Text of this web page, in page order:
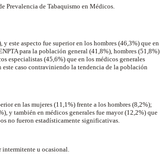
Prevalencia de Tabaquismo en Médicos.
y este aspecto fue superior en los hombres (46,3%) que en
para la población general (41,8%), hombres (51,8%)
especialistas (45,6%) que en los médicos generales
caso contraviniendo la tendencia de la población
en las mujeres (11,1%) frente a los hombres (8,2%);
y también en médicos generales fue mayor (12,2%) que
no fueron estadísticamente significativas.
u ocasional.